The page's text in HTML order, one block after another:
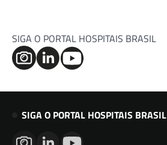
SIGA O PORTAL HOSPITAIS BRASIL
SIGA O PORTAL HOSPITAIS BRASIL